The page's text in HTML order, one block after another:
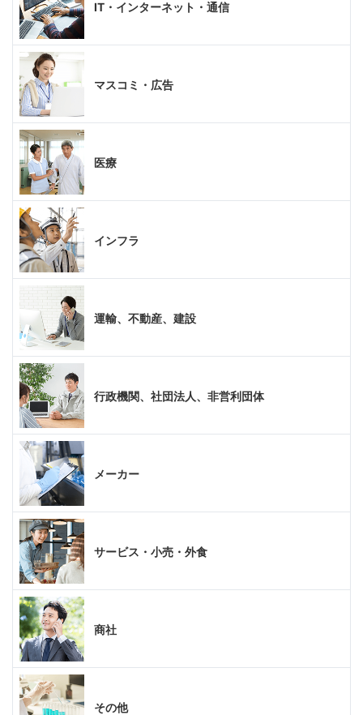
IT・インターネット・通信
マスコミ・広告
医療
インフラ
運輸、不動産、建設
行政機関、社団法人、非営利団体
メーカー
サービス・小売・外食
商社
その他